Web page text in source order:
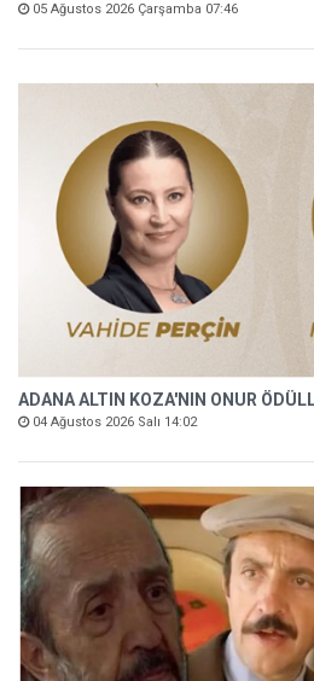
05 Ağustos 2026 Çarşamba 07:46
ADANA ALTIN KOZA'NIN ONUR
04 Ağustos 2026 Salı 14:02